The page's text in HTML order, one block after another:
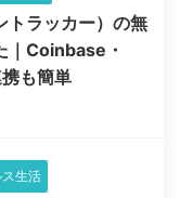
ラッカー）の無
｜Coinbase・
も簡単
生活